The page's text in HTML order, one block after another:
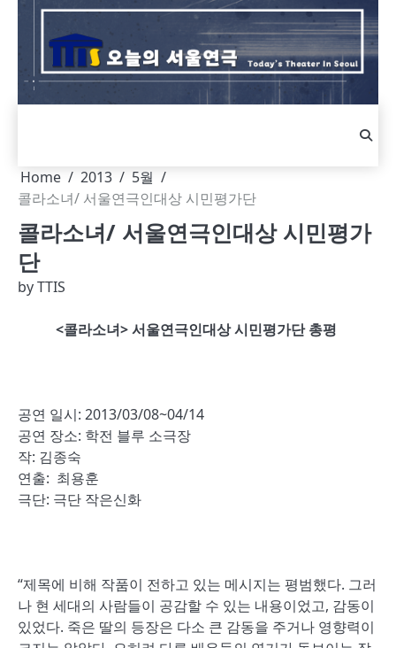
Skip
content
Home 2013
5월
콜라소녀/ 서울연극인대상 시민평가단
콜라소녀/ 서울연극인대상 시민평가
단
byTTIS
<콜라소녀> 서울연극인대상 시민평가단 총평
공연 일시: 2013/03/08~04/14
공연 장소: 학전 블루 소극장
작: 김종숙
연출: 최용훈
극단: 극단 작은신화
“제목에 비해 작품이 전하고 있는 메시지는 평범했다. 그러
나 현 세대의 사람들이 공감할 수 있는 내용이었고, 감동이
있었다. 죽은 딸의 등장은 다소 큰 감동을 주거나 영향력이